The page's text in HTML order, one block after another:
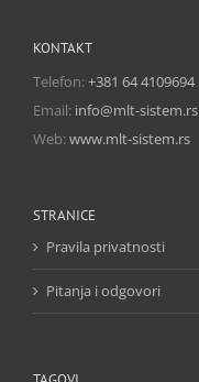
KONTAKT
Telefon:+381 64 4109694
Email: info@mlt-sistem.rs
Web:www.mlt-sistem.rs
STRANICE
Pravila privatnosti
Pitanja i odgovori